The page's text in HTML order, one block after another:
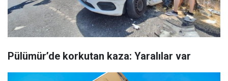
Pülümür’de korkutan kaza: Yaralılar var